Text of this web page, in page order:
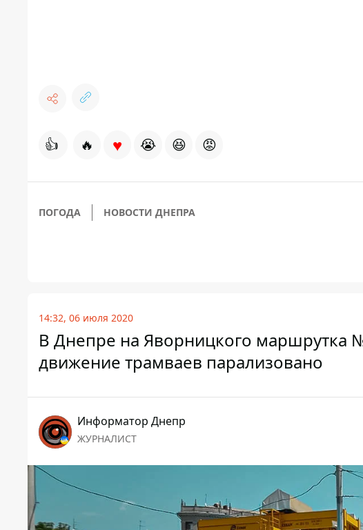
👍 🔥 ♥ 😭 😆 😡
ПОГОДА НОВОСТИ ДНЕПРА
14:32, 06 июля 2020
В Днепре на Яворницкого маршрутка
движение трамваев парализовано
Информатор Днепр
ЖУРНАЛИСТ